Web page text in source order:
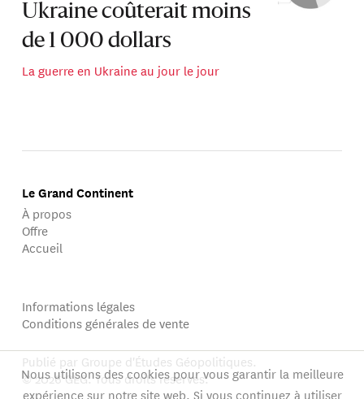
Ukraine coûterait moins
de 1 000 dollars
La guerre en Ukraine au jour le jour
Le Grand Continent
À propos
Offre
Accueil
Informations légales
Conditions générales de vente
Publié par Groupe d'Études Géopolitiques.
© 2026 GEG. Tous droits réservés.
Nous utilisons des cookies pour vous garantir la meilleure
expérience sur notre site web. Si vous continuez à utiliser